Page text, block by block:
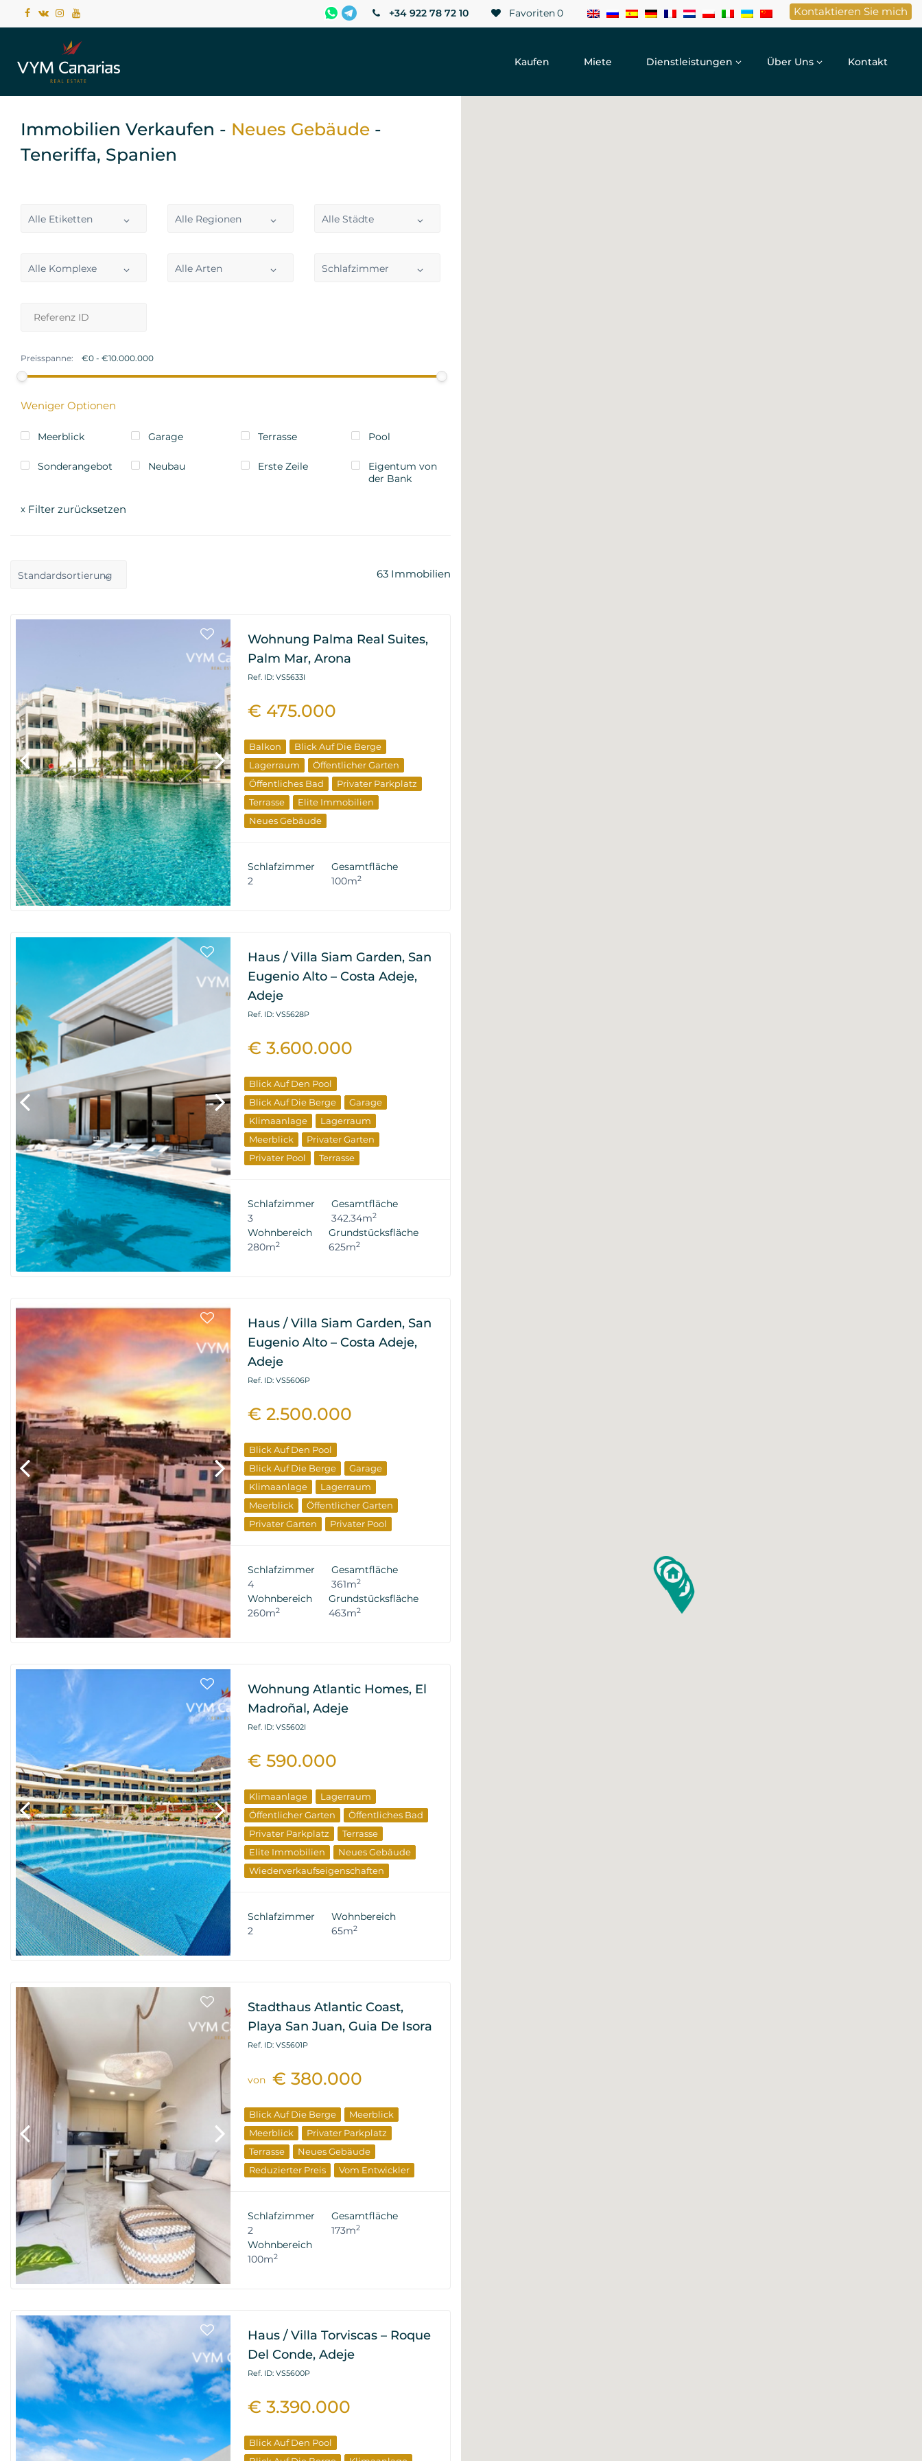
Kontaktieren Sie mich
Favoriten0
+34 922 78 72 10
Kaufen Miete Dienstleistungen Über Uns Kontakt
Immobilien Verkaufen - Neues Gebäude -
Teneriffa, Spanien
Alle Etiketten Alle Regionen Alle Städte
Alle Komplexe Alle Arten Schlafzimmer
Preisspanne:
Weniger Optionen
Meerblick Garage Terrasse Pool
Sonderangebot Neubau Erste Zeile
Eigentum von
der Bank
x Filter zurücksetzen
Standardsortierung 63 Immobilien
Wohnung Palma Real Suites,
Palm Mar, Arona
Ref. ID: VS5633I
€ 475.000
Balkon
Blick Auf Die Berge
Lagerraum
Öffentlicher Garten
Öffentliches Bad
Privater Parkplatz
Terrasse
Elite Immobilien
Neues Gebäude
Schlafzimmer
2
Gesamtfläche
100m2
Haus / Villa Siam Garden, San
Eugenio Alto – Costa Adeje,
Adeje
Ref. ID: VS5628P
€ 3.600.000
Blick Auf Den Pool
Blick Auf Die Berge
Garage
Klimaanlage
Lagerraum
Meerblick
Privater Garten
Privater Pool
Terrasse
Schlafzimmer
3
Gesamtfläche
342.34m2
Wohnbereich
280m2
Grundstücksfläche
625m2
Haus / Villa Siam Garden, San
Eugenio Alto – Costa Adeje,
Adeje
Ref. ID: VS5606P
€ 2.500.000
Blick Auf Den Pool
Blick Auf Die Berge
Garage
Klimaanlage
Lagerraum
Meerblick
Öffentlicher Garten
Privater Garten
Privater Pool
Schlafzimmer
4
Gesamtfläche
361m2
Wohnbereich
260m2
Grundstücksfläche
463m2
Wohnung Atlantic Homes, El
Madroñal, Adeje
Ref. ID: VS5602I
€ 590.000
Klimaanlage
Lagerraum
Öffentlicher Garten
Öffentliches Bad
Privater Parkplatz
Terrasse
Elite Immobilien
Neues Gebäude
Wiederverkaufseigenschaften
Schlafzimmer
2
Wohnbereich
65m2
Stadthaus Atlantic Coast,
Playa San Juan, Guia De Isora
Ref. ID: VS5601P
von € 380.000
Blick Auf Die Berge
Meerblick
Meerblick
Privater Parkplatz
Terrasse
Neues Gebäude
Reduzierter Preis
Vom Entwickler
Schlafzimmer
2
Gesamtfläche
173m2
Wohnbereich
100m2
Haus / Villa Torviscas – Roque
Del Conde, Adeje
Ref. ID: VS5600P
€ 3.390.000
Blick Auf Den Pool